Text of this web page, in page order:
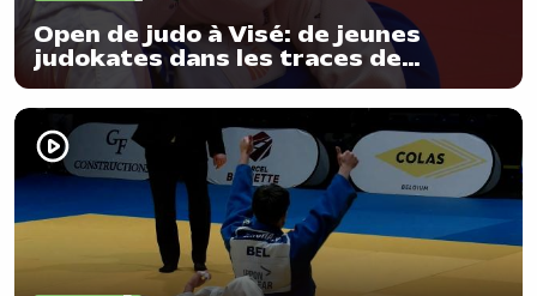
Open de judo à Visé: de jeunes
judokates dans les traces de
Gabriella Willems